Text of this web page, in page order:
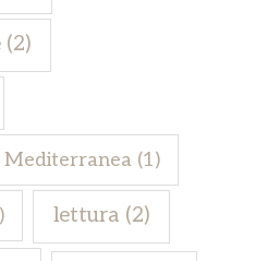
(2)
Mediterranea (1)
lettura (2)